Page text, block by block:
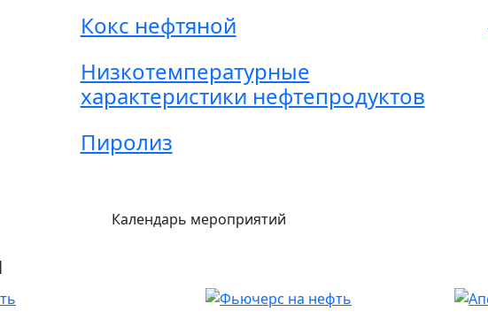
Кокс нефтяной
Низкотемпературные
характеристики нефтепродуктов
Пиролиз
Календарь мероприятий